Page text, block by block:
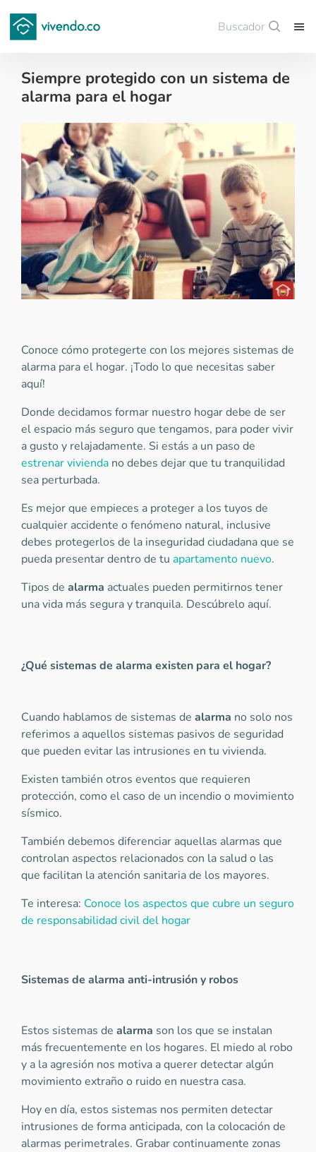
Buscador
Siempre protegido con un sistema de
alarma para el hogar
Decoración - 2018-12-03
Conoce cómo protegerte con los mejores sistemas de
alarma para el hogar. ¡Todo lo que necesitas saber
aquí!
Donde decidamos formar nuestro hogar debe de ser
el espacio más seguro que tengamos, para poder vivir
a gusto y relajadamente. Si estás a un paso de
estrenar vivienda no debes dejar que tu tranquilidad
sea perturbada.
Es mejor que empieces a proteger a los tuyos de
cualquier accidente o fenómeno natural, inclusive
debes protegerlos de la inseguridad ciudadana que se
pueda presentar dentro de tu apartamento nuevo.
Tipos de alarma actuales pueden permitirnos tener
una vida más segura y tranquila. Descúbrelo aquí.
¿Qué sistemas de alarma existen para el hogar?
Cuando hablamos de sistemas de alarma no solo nos
referimos a aquellos sistemas pasivos de seguridad
que pueden evitar las intrusiones en tu vivienda.
Existen también otros eventos que requieren
protección, como el caso de un incendio o movimiento
sísmico.
También debemos diferenciar aquellas alarmas que
controlan aspectos relacionados con la salud o las
que facilitan la atención sanitaria de los mayores.
Te interesa: Conoce los aspectos que cubre un seguro
de responsabilidad civil del hogar
Sistemas de alarma anti-intrusión y robos
Estos sistemas de alarma son los que se instalan
más frecuentemente en los hogares. El miedo al robo
y a la agresión nos motiva a querer detectar algún
movimiento extraño o ruido en nuestra casa.
Hoy en día, estos sistemas nos permiten detectar
intrusiones de forma anticipada, con la colocación de
alarmas perimetrales. Grabar continuamente zonas
Guardar